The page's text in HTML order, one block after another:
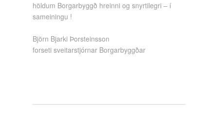
höldum Borgarbyggð hreinni og snyrtilegri – í
sameiningu !
Björn Bjarki Þorsteinsson
forseti sveitarstjórnar Borgarbyggðar